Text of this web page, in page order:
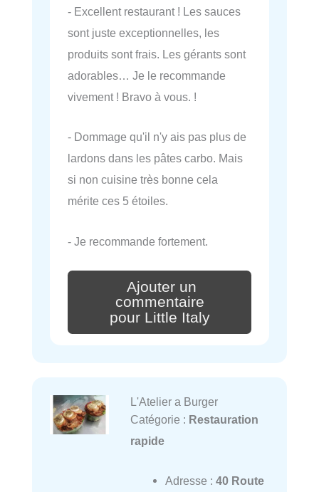
- Excellent restaurant ! Les sauces
sont juste exceptionnelles, les
produits sont frais. Les gérants sont
adorables… Je le recommande
vivement ! Bravo à vous. !
- Dommage qu'il n'y ais pas plus de
lardons dans les pâtes carbo. Mais
si non cuisine très bonne cela
mérite ces 5 étoiles.
- Je recommande fortement.
Ajouter un
commentaire
pour Little Italy
L'Atelier a Burger
Catégorie : Restauration
rapide
Adresse : 40 Route